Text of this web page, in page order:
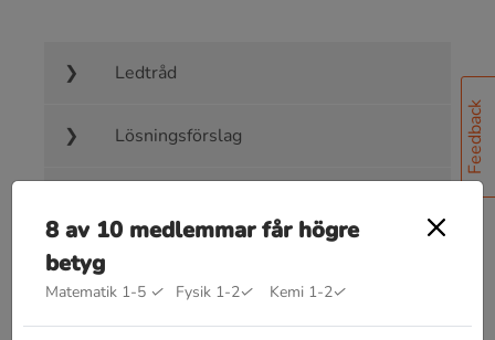
Feedback
Ledtråd
Lösningsförslag
8 av 10 medlemmar får högre
betyg
Matematik 1-5 ✓ Fysik 1-2✓ Kemi 1-2✓